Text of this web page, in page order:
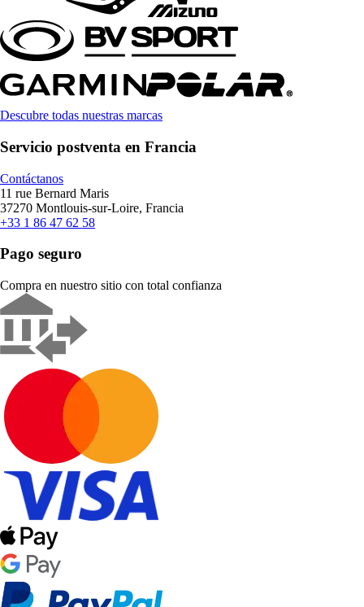
Descubre todas nuestras marcas
Servicio postventa en Francia
Contáctanos
11 rue Bernard Maris
37270 Montlouis-sur-Loire, Francia
+33 1 86 47 62 58
Pago seguro
Compra en nuestro sitio con total confianza